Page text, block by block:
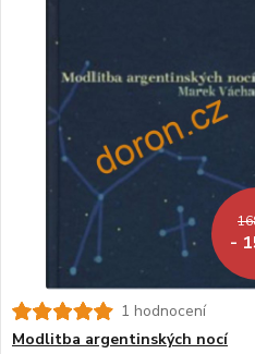
-
1 hodnocení
Modlitba argentinských nocí